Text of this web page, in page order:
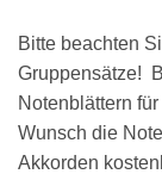
Bitte beachten
Gruppensätze!
Notenblättern
Wunsch die
Akkorden